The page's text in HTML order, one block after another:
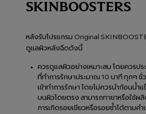
SKINBOOSTERS
หลังรับโปรแกรม Original
ดูแลผิวหลังฉีดดังนี้
ควรดูแลผิวอย่างเหมาะสม โดยควรปร
ที่ทำการรักษาประมาณ 10 นาที ทุกๆ ชั่
เข้าทำการรักษา โดยไม่ควรนำก้อนน้ำ
บนผิวโดยตรง สามารถทายาหรือใช้
การเกิดรอยเขียวหรือรอยช้ำได้ตามค